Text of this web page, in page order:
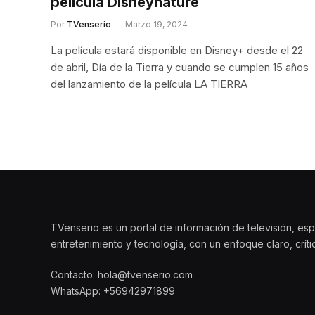
Por TVenserio Marzo 19, 2024
La película estará disponible en Disney+ desde el 22
de abril, Día de la Tierra y cuando se cumplen 15 años
del lanzamiento de la película LA TIERRA
TVenserio es un portal de información de televisión,
entretenimiento y tecnología, con un enfoque claro,
Contacto: hola@tvenserio.com
WhatsApp: +56942971899